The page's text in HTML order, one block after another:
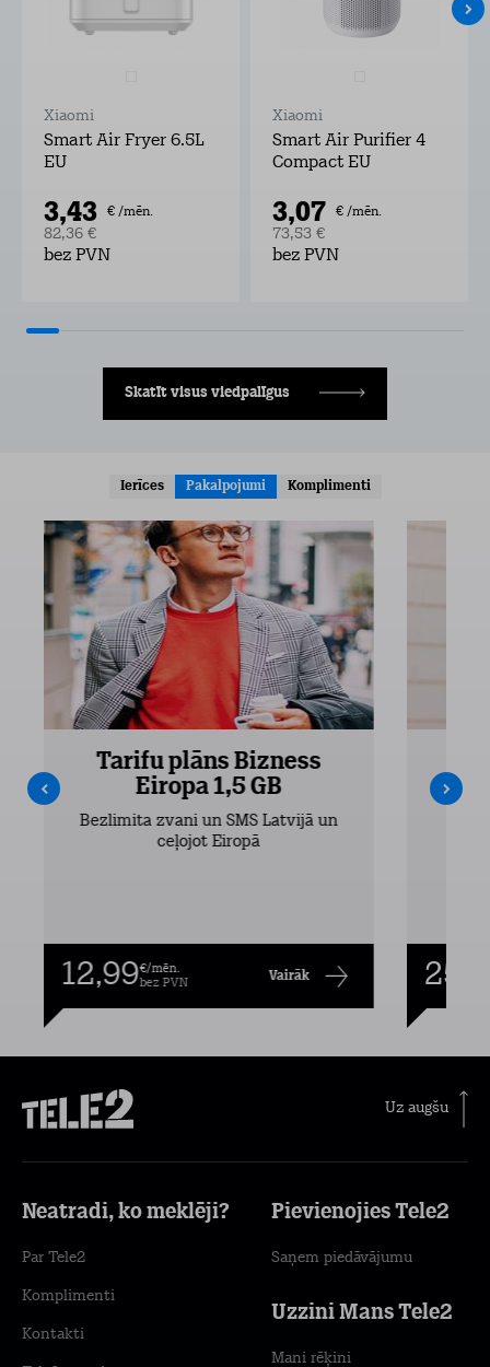
Xiaomi
Smart Air Fryer 6.5L
EU
3,43 € /mēn.
82,36 €
bez PVN
Xiaomi
Smart Air Purifier 4
Compact EU
3,07 € /mēn.
73,53 €
bez PVN
Skatīt visus viedpalīgus
Ierīces Pakalpojumi Komplimenti
Tarifu plāns Bizness
Eiropa 1,5 GB
Bezlimita zvani un SMS Latvijā un
ceļojot Eiropā
12,99€/mēn.
bez PVN
Vairāk
Uz augšu
Neatradi, ko meklēji?
Par Tele2
Komplimenti
Kontakti
Pievienojies Tele2
Saņem piedāvājumu
Uzzini Mans Tele2
Mani rēķini